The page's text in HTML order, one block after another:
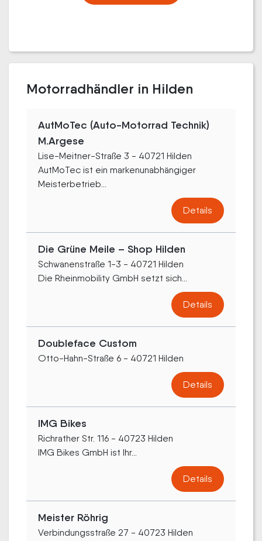
Motorradhändler in Hilden
AutMoTec (Auto-Motorrad Technik)
M.Argese
Lise-Meitner-Straße 3 - 40721 Hilden
AutMoTec ist ein markenunabhängiger
Meisterbetrieb...
Details
Die Grüne Meile – Shop Hilden
Schwanenstraße 1-3 - 40721 Hilden
Die Rheinmobility GmbH setzt sich...
Details
Doubleface Custom
Otto-Hahn-Straße 6 - 40721 Hilden
Details
IMG Bikes
Richrather Str. 116 - 40723 Hilden
IMG Bikes GmbH ist Ihr...
Details
Meister Röhrig
Verbindungsstraße 27 - 40723 Hilden